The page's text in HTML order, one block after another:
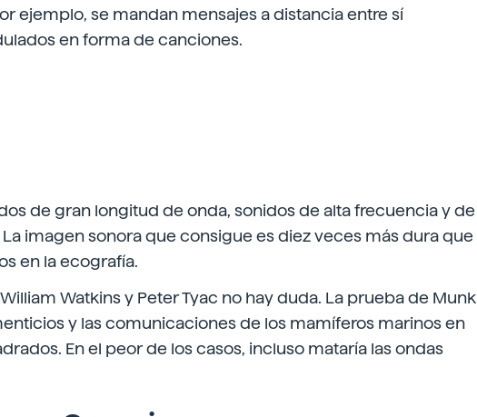
ejemplo, se mandan mensajes a distancia entre sí
en forma de canciones.
de gran longitud de onda, sonidos de alta frecuencia y de
imagen sonora que consigue es diez veces más dura que
en la ecografía.
Watkins y Peter Tyac no hay duda. La prueba de Munk
y las comunicaciones de los mamíferos marinos en
En el peor de los casos, incluso mataría las ondas